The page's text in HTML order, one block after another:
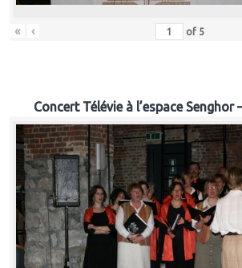
« ‹ of 5
Concert Télévie à l’espace Senghor